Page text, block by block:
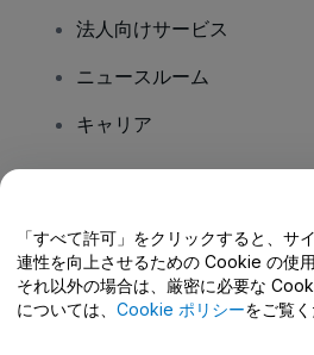
法人向けサービス
ニュースルーム
キャリア
ヘルプセンター / こちらま
「すべて許可」をクリックすると、サ
連性を向上させるための Cookie の使
それ以外の場合は、厳密に必要な
については、 Cookie ポリシーをご覧く